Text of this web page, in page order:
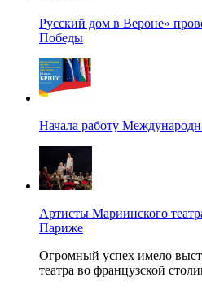
Русский дом в Вероне»
Победы
Начала работу
Артисты Мариинского
Париже
Огромный успех имело
театра во французской